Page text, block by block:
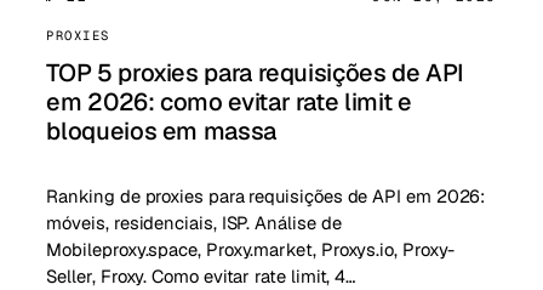
PROXIES
TOP 5 proxies para requisições de API
em 2026: como evitar rate limit e
bloqueios em massa
Ranking de proxies para requisições de API em 2026:
móveis, residenciais, ISP. Análise de
Mobileproxy.space, Proxy.market, Proxys.io, Proxy-
Seller, Froxy. Como evitar rate limit, 4…